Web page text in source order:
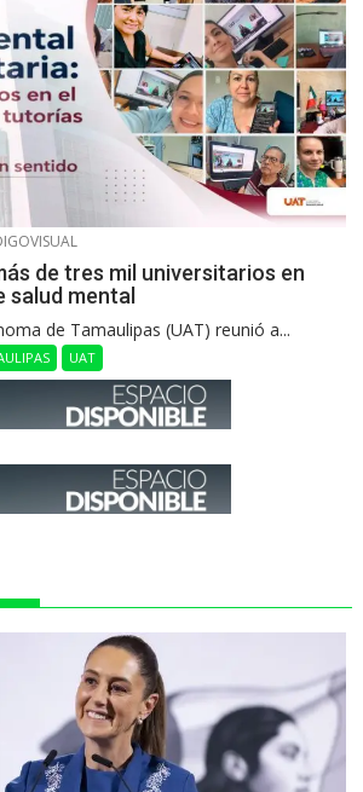
de tres mil universitarios en
salud mental
de Tamaulipas (UAT) reunió a...
UAT